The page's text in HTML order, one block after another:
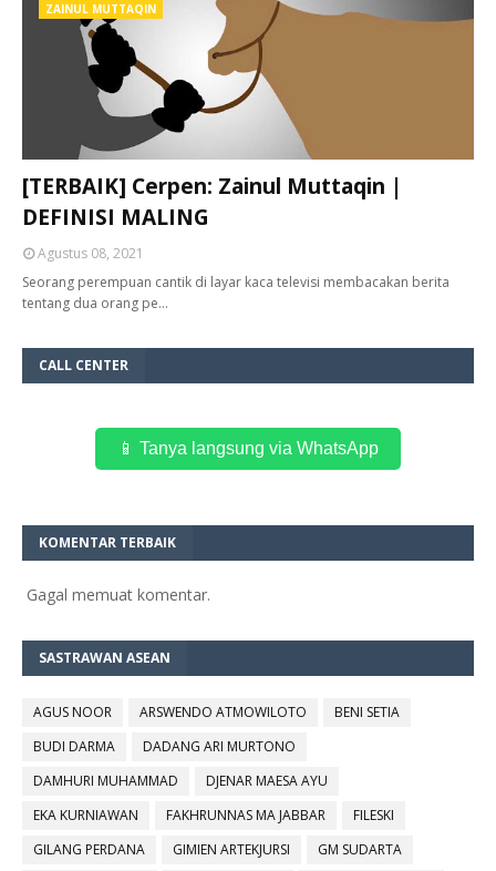
ZAINUL MUTTAQIN
[TERBAIK] Cerpen: Zainul Muttaqin |
DEFINISI MALING
Agustus 08, 2021
Seorang perempuan cantik di layar kaca televisi membacakan berita
tentang dua orang pe…
CALL CENTER
📱 Tanya langsung via WhatsApp
KOMENTAR TERBAIK
Gagal memuat komentar.
SASTRAWAN ASEAN
AGUS NOOR ARSWENDO ATMOWILOTO
BENI SETIA
BUDI DARMA
DADANG ARI MURTONO
DAMHURI MUHAMMAD
DJENAR MAESA AYU
EKA KURNIAWAN
FAKHRUNNAS MA JABBAR
FILESKI
GILANG PERDANA
GIMIEN ARTEKJURSI GM SUDARTA